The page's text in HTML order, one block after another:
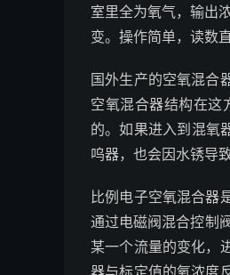
室里全为氧气，输出
变。操作简单，读数
国外生产的空氧混合
空氧混合器结构在这
的。如果进入到混氧
呜器，也会因水锈导
比例电子空氧混合器
通过电磁阀混合控制
某一个流量的变化，
器与标定值的氧浓度